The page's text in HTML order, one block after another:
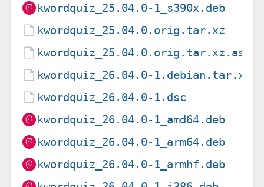
kwordquiz_25.04.0-1_s390x.deb
kwordquiz_25.04.0.orig.tar.xz
kwordquiz_25.04.0.orig.tar.xz.asc
kwordquiz_26.04.0-1.debian.tar.xz
kwordquiz_26.04.0-1.dsc
kwordquiz_26.04.0-1_amd64.deb
kwordquiz_26.04.0-1_arm64.deb
kwordquiz_26.04.0-1_armhf.deb